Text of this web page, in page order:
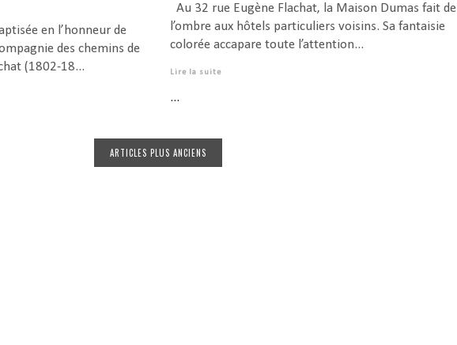
en l’honneur de
des chemins de
(1802-18...
Au 32 rue Eugène Flachat, la Maison Dumas fait de
l’ombre aux hôtels particuliers voisins. Sa fantaisie
colorée accapare toute l’attention...
Lire la suite
...
ARTICLES PLUS ANCIENS